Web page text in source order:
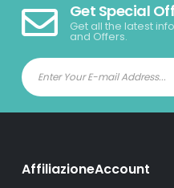
Get Special
Get all the latest
and Offers.
AffiliazioneAccount